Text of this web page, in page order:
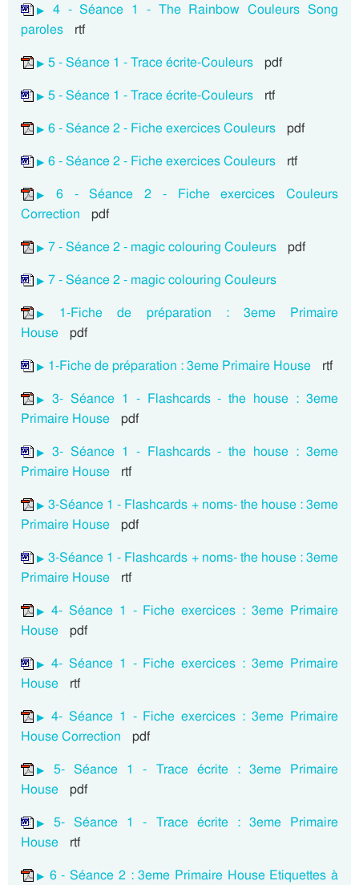
4 - Séance 1 - The Rainbow Couleurs Song
paroles rtf
5 - Séance 1 - Trace écrite-Couleurs pdf
5 - Séance 1 - Trace écrite-Couleurs rtf
6 - Séance 2 - Fiche exercices Couleurs pdf
6 - Séance 2 - Fiche exercices Couleurs rtf
6 - Séance 2 - Fiche exercices Couleurs
Correction
pdf
7 - Séance 2 - magic colouring Couleurs pdf
7 - Séance 2 - magic colouring Couleurs
1-Fiche de préparation : 3eme Primaire
House pdf
1-Fiche de préparation : 3eme Primaire House rtf
3- Séance 1 - Flashcards - the house : 3eme
Primaire House pdf
3- Séance 1 - Flashcards - the house : 3eme
Primaire House rtf
3-Séance 1 - Flashcards + noms- the house : 3eme
Primaire House pdf
3-Séance 1 - Flashcards + noms- the house : 3eme
Primaire House rtf
4- Séance 1 - Fiche exercices : 3eme Primaire
House pdf
4- Séance 1 - Fiche exercices : 3eme Primaire
House rtf
4- Séance 1 - Fiche exercices : 3eme Primaire
House Correction
pdf
5- Séance 1 - Trace écrite : 3eme Primaire
House pdf
5- Séance 1 - Trace écrite : 3eme Primaire
House rtf
6 - Séance 2 : 3eme Primaire House Etiquettes à